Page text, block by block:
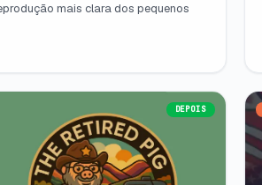
mais clara dos pequenos
DEPOIS